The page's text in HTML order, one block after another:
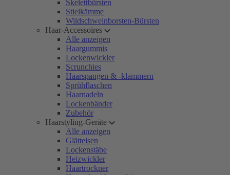
Skelettbürsten
Stielkämme
Wildschweinborsten-Bürsten
Haar-Accessoires
Alle anzeigen
Haargummis
Lockenwickler
Scrunchies
Haarspangen & -klammern
Sprühflaschen
Haarnadeln
Lockenbänder
Zubehör
Haarstyling-Geräte
Alle anzeigen
Glätteisen
Lockenstäbe
Heizwickler
Haartrockner